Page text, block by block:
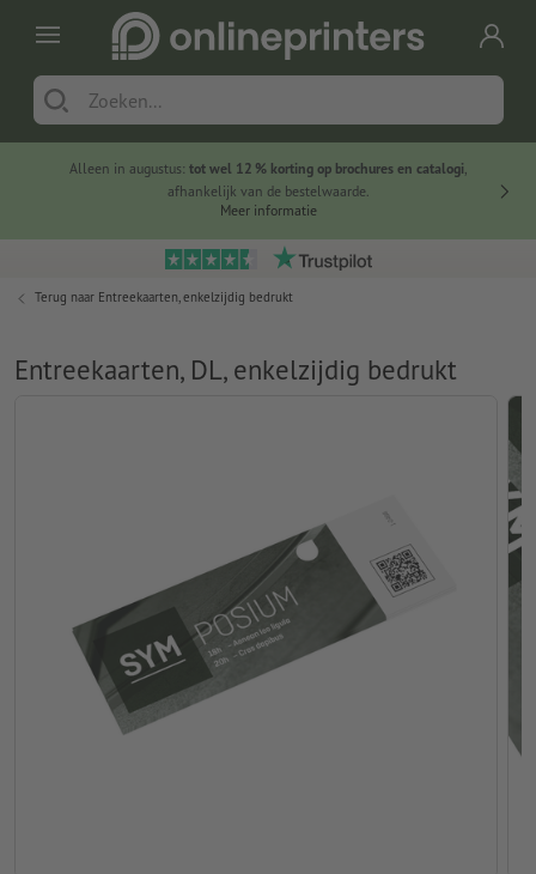
Alleen in augustus: tot wel 12 % korting op brochures en catalogi,
afhankelijk van de bestelwaarde.
Meer informatie
Terug naar Entreekaarten, enkelzijdig bedrukt
Entreekaarten, DL, enkelzijdig bedrukt